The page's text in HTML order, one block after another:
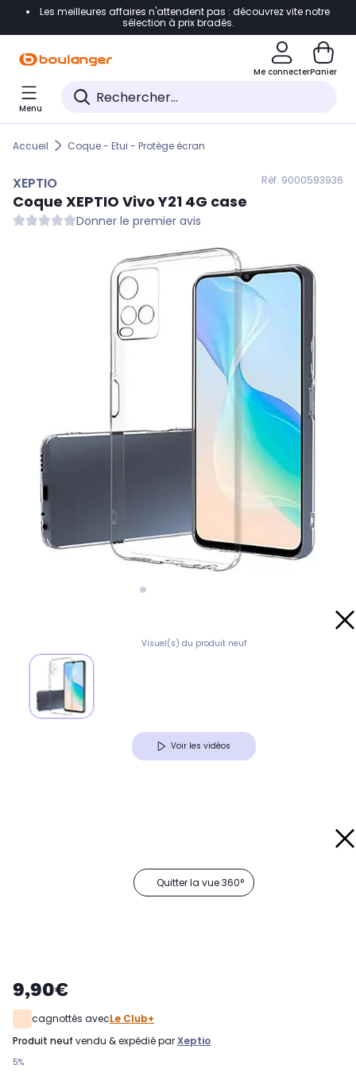
Accéder directement à la navigation
Accéder directement au pied de page
Accéder directement au chatbot
Les meilleures affaires n'attendent pas : découvrez vite notre
sélection à prix bradés.
Me connecterPanier
Menu
Accueil Coque - Etui - Protège écran
XEPTIO Réf. 9000593936
Coque XEPTIO Vivo Y21 4G case
Donner le premier avis
Visuel(s) du produit neuf
Voir les vidéos
Quitter la vue 360°
9,90€
cagnottés avecLe Club+
produit neuf vendu & expédié parXeptio
5%